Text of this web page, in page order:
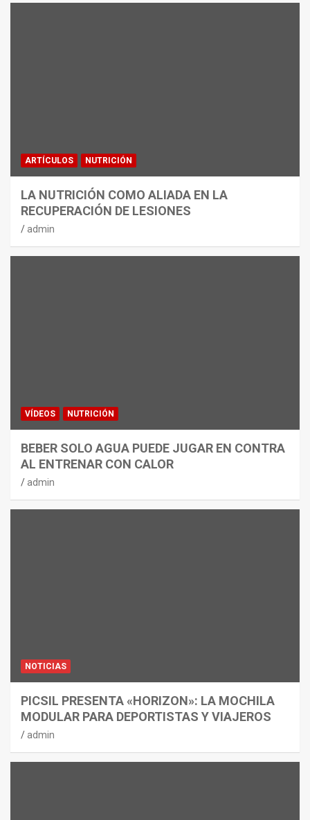
ARTÍCULOS NUTRICIÓN
LA NUTRICIÓN COMO ALIADA EN LA
RECUPERACIÓN DE LESIONES
admin
VÍDEOS NUTRICIÓN
BEBER SOLO AGUA PUEDE JUGAR EN CONTRA
AL ENTRENAR CON CALOR
admin
NOTICIAS
PICSIL PRESENTA «HORIZON»: LA MOCHILA
MODULAR PARA DEPORTISTAS Y VIAJEROS
admin